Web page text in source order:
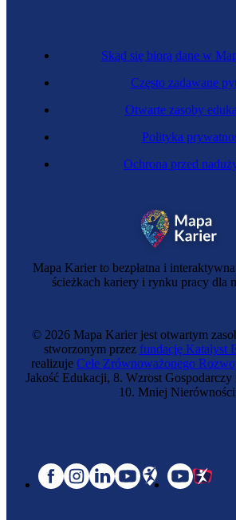
Mapa Karier to bezpłatna i
ścieżkach kariery i rynku pracy dla
Skąd się biorą dane w
Często zadawane
Otwarte zasoby
Polityka
Ochrona przed
© 2026 Mapa Karier jest otwartym
stworzonym przez fundację Katalyst
realizuje Cele Zrównoważonego
Jakość Edukacji, 8. Wzrost Gospodarczy
10. Mniej